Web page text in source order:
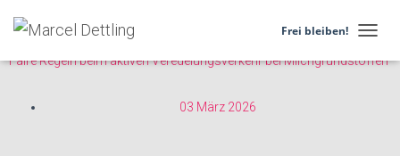
Frei bleiben!
A
26.3038
Faire Regeln beim aktiven Veredelungsverkehr bei Milchgrundstoffen
03 März 2026